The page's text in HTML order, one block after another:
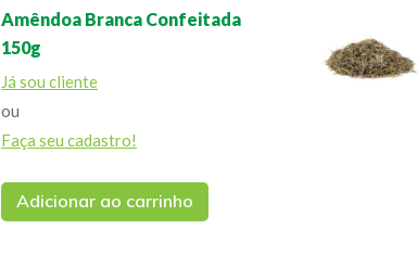
Amêndoa Branca Confeitada
150g
Já sou cliente
ou
Faça seu cadastro!
Adicionar ao carrinho